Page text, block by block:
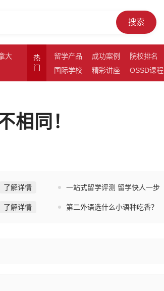
搜索
大
热
门
留学产品 成功案例
院校排名
国际学校
精彩讲座 OSSD课程
相同！
了解详情 一站式留学评测 留学快人一步
了解详情 第二外语选什么小语种吃香？